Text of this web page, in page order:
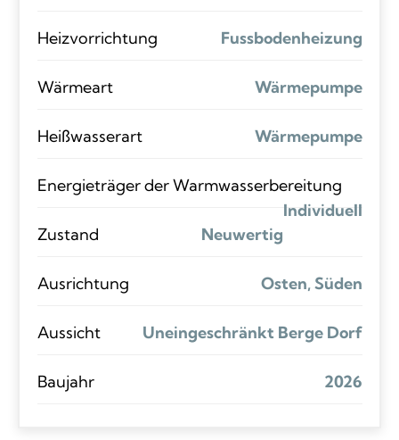
Heizvorrichtung Fussbodenheizung
Wärmeart Wärmepumpe
Heißwasserart Wärmepumpe
Energieträger der Warmwasserbereitung
Individuell
Zustand
Neuwertig
Ausrichtung Osten, Süden
Aussicht Uneingeschränkt Berge Dorf
Baujahr 2026